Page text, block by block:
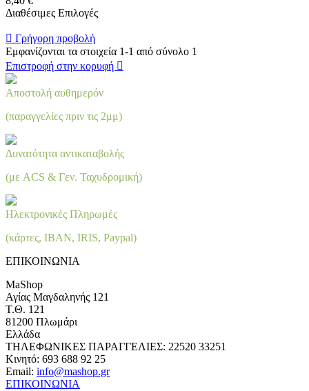
Διαθέσιμες Επιλογές
 Γρήγορη προβολή
Εμφανίζονται τα στοιχεία 1-1 από σύνολο 1
Επιστροφή στην κορυφή 
Αποστολή αυθημερόν
(παραγγελίες πριν τις 2μμ)
Δυνατότητα αντικαταβολής
(με ACS & Γεν. Ταχυδρομική)
Ηλεκτρονικές Πληρωμές
(κάρτες, IBAN, IRIS, Paypal)
ΕΠΙΚΟΙΝΩΝΙΑ
MaShop
Αγίας Μαγδαληνής 121
Τ.Θ. 121
81200 Πλωμάρι
Ελλάδα
ΤΗΛΕΦΩΝΙΚΕΣ ΠΑΡΑΓΓΕΛΙΕΣ: 22520 33251
Κινητό: 693 688 92 25
Email: info@mashop.gr
ΕΠΙΚΟΙΝΩΝΙΑ